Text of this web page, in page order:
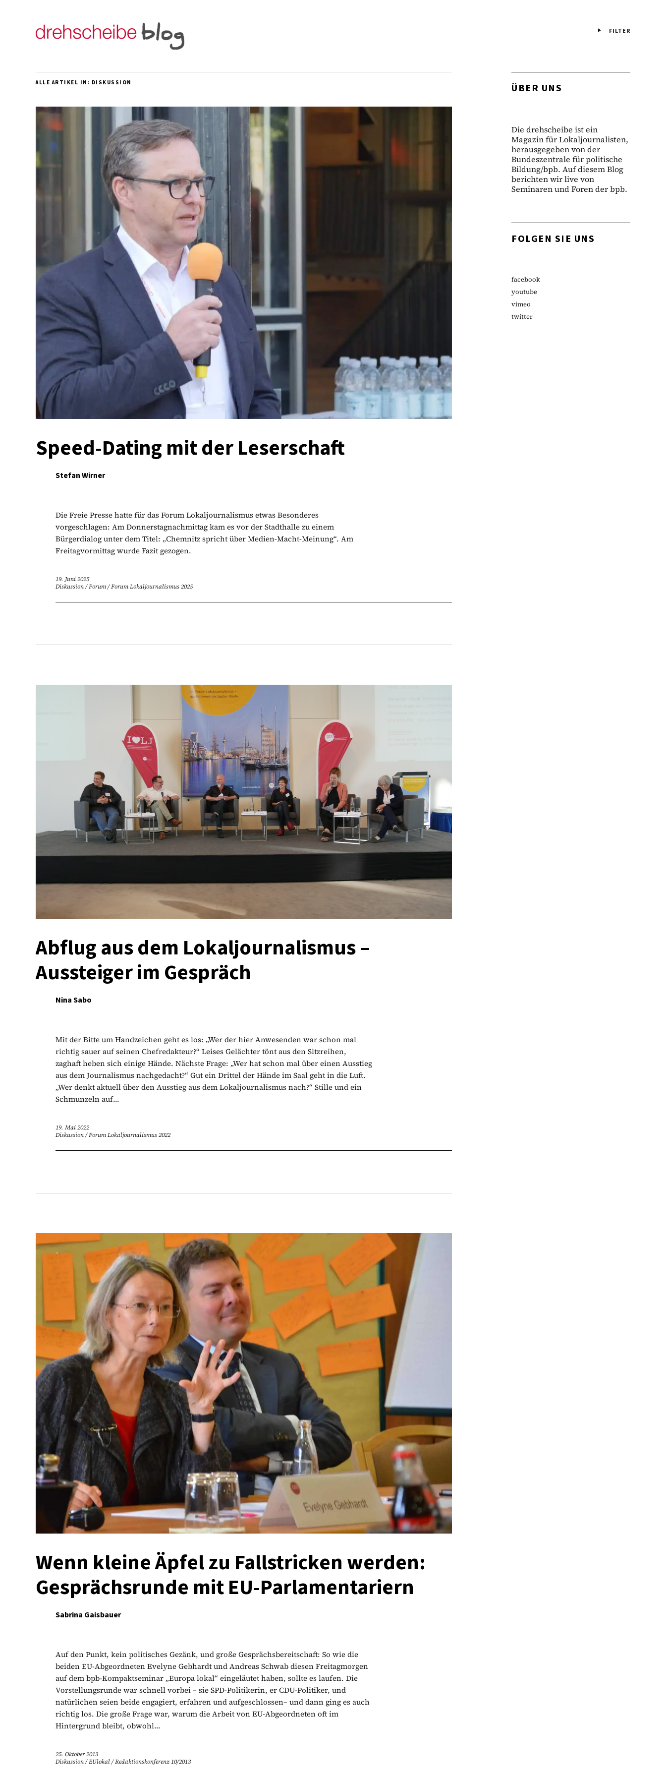
FILTER
ALLE ARTIKEL IN: DISKUSSION
Speed-Dating mit der Leserschaft
Stefan Wirner
Die Freie Presse hatte für das Forum Lokaljournalismus etwas Besonderes
vorgeschlagen: Am Donnerstagnachmittag kam es vor der Stadthalle zu einem
Bürgerdialog unter dem Titel: „Chemnitz spricht über Medien-Macht-Meinung“. Am
Freitagvormittag wurde Fazit gezogen.
19. Juni 2025
Diskussion/Forum/Forum Lokaljournalismus 2025
Abflug aus dem Lokaljournalismus –
Aussteiger im Gespräch
Nina Sabo
Mit der Bitte um Handzeichen geht es los: „Wer der hier Anwesenden war schon mal
richtig sauer auf seinen Chefredakteur?“ Leises Gelächter tönt aus den Sitzreihen,
zaghaft heben sich einige Hände. Nächste Frage: „Wer hat schon mal über einen Ausstieg
aus dem Journalismus nachgedacht?“ Gut ein Drittel der Hände im Saal geht in die Luft.
„Wer denkt aktuell über den Ausstieg aus dem Lokaljournalismus nach?“ Stille und ein
Schmunzeln auf...
19. Mai 2022
Diskussion/Forum Lokaljournalismus 2022
Wenn kleine Äpfel zu Fallstricken werden:
Gesprächsrunde mit EU-Parlamentariern
Sabrina Gaisbauer
Auf den Punkt, kein politisches Gezänk, und große Gesprächsbereitschaft: So wie die
beiden EU-Abgeordneten Evelyne Gebhardt und Andreas Schwab diesen Freitagmorgen
auf dem bpb-Kompaktseminar „Europa lokal“ eingeläutet haben, sollte es laufen. Die
Vorstellungsrunde war schnell vorbei – sie SPD-Politikerin, er CDU-Politiker, und
natürlichen seien beide engagiert, erfahren und aufgeschlossen– und dann ging es auch
richtig los. Die große Frage war, warum die Arbeit von EU-Abgeordneten oft im
Hintergrund bleibt, obwohl...
25. Oktober 2013
Diskussion/EUlokal/Redaktionskonferenz 10/2013
ÜBER UNS
Die drehscheibe ist ein
Magazin für Lokaljournalisten,
herausgegeben von der
Bundeszentrale für politische
Bildung/bpb. Auf diesem Blog
berichten wir live von
Seminaren und Foren der bpb.
FOLGEN SIE UNS
facebook
youtube
vimeo
twitter